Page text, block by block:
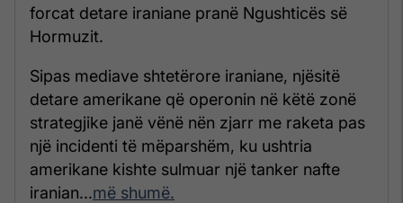
forcat detare iraniane pranë Ngushticës së
Hormuzit.
Sipas mediave shtetërore iraniane, njësitë
detare amerikane që operonin në këtë zonë
strategjike janë vënë nën zjarr me raketa pas
një incidenti të mëparshëm, ku ushtria
amerikane kishte sulmuar një tanker nafte
iranian...më shumë.